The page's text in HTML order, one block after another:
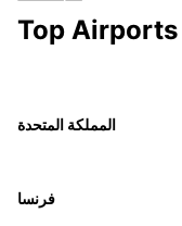
Top Airports
المملكة المتحدة
فرنسا